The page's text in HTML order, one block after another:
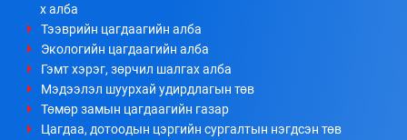
х алба
Тээврийн цагдаагийн алба
Экологийн цагдаагийн алба
Гэмт хэрэг, зөрчил шалгах алба
Мэдээлэл шуурхай удирдлагын төв
Төмөр замын цагдаагийн газар
Цагдаа, дотоодын цэргийн сургалтын нэгдсэн төв